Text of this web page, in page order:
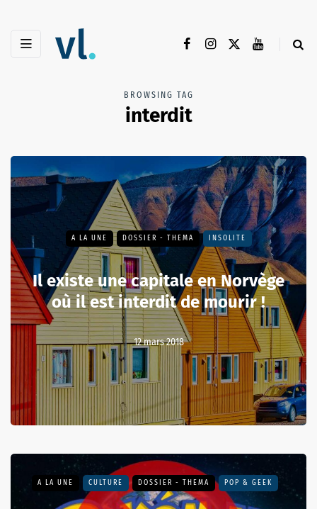
BROWSING TAG
interdit
A LA UNE DOSSIER - THEMA INSOLITE
Il existe une capitale en Norvège
où il est interdit de mourir !
12 mars 2018
A LA UNE CULTURE DOSSIER - THEMA POP & GEEK